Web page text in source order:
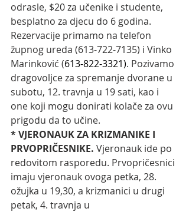
odrasle, $20 za učenike i studente,
besplatno za djecu do 6 godina.
Rezervacije primamo na telefon
župnog ureda (613-722-7135) i Vinko
Marinković (613-822-3321). Pozivamo
dragovoljce za spremanje dvorane u
subotu, 12. travnja u 19 sati, kao i
one koji mogu donirati kolače za ovu
prigodu da to učine.
* VJERONAUK ZA KRIZMANIKE I
PRVOPRIČESNIKE. Vjeronauk ide po
redovitom rasporedu. Prvopričesnici
imaju vjeronauk ovoga petka, 28.
ožujka u 19,30, a krizmanici u drugi
petak, 4. travnja u